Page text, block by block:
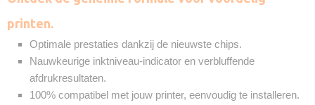
printen.
Optimale prestaties dankzij de nieuwste chips.
Nauwkeurige inktniveau-indicator en verbluffende
afdrukresultaten.
100% compatibel met jouw printer, eenvoudig te installeren.